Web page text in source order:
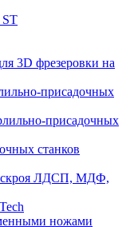
ST
3D фрезеровки на
присадочных
присадочных
станков
ЛДСП, МДФ,
ножами